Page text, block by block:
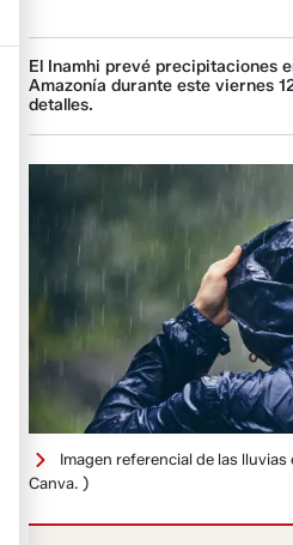
El Inamhi prevé precipitaciones
Amazonía durante este viernes
detalles.
Imagen referencial de las lluvias
Canva. )